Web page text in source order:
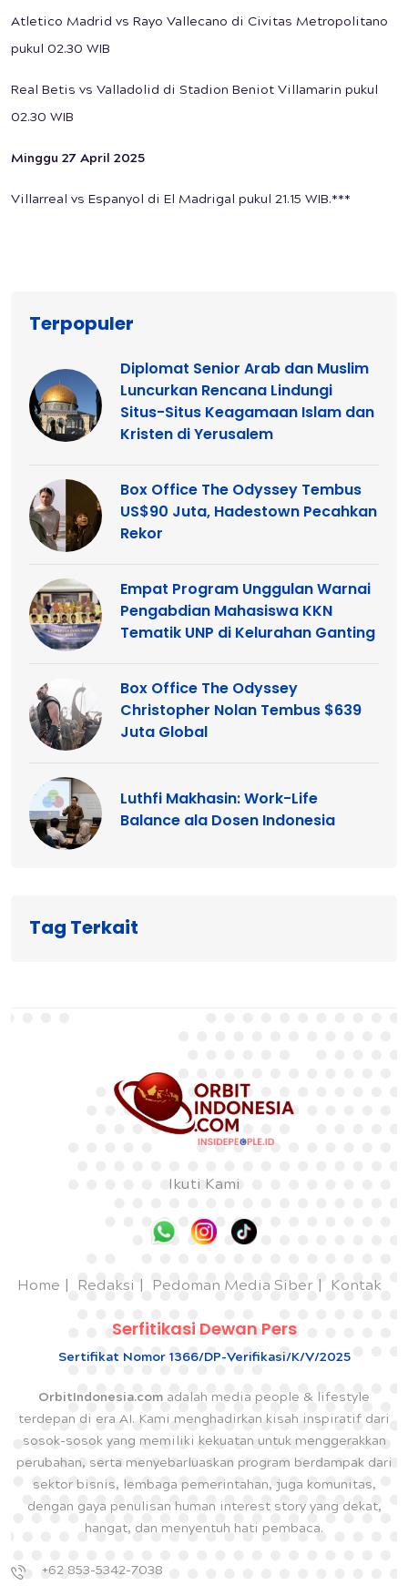
Atletico Madrid vs Rayo Vallecano di Civitas Metropolitano
pukul 02.30 WIB
Real Betis vs Valladolid di Stadion Beniot Villamarin pukul
02.30 WIB
Minggu 27 April 2025
Villarreal vs Espanyol di El Madrigal pukul 21.15 WIB.***
Terpopuler
Diplomat Senior Arab dan Muslim
Luncurkan Rencana Lindungi
Situs-Situs Keagamaan Islam dan
Kristen di Yerusalem
Box Office The Odyssey Tembus
US$90 Juta, Hadestown Pecahkan
Rekor
Empat Program Unggulan Warnai
Pengabdian Mahasiswa KKN
Tematik UNP di Kelurahan Ganting
Box Office The Odyssey
Christopher Nolan Tembus $639
Juta Global
Luthfi Makhasin: Work-Life
Balance ala Dosen Indonesia
Tag Terkait
Ikuti Kami
Home Redaksi Pedoman Media Siber Kontak
Serfitikasi Dewan Pers
Sertifikat Nomor 1366/DP-Verifikasi/K/V/2025
OrbitIndonesia.com adalah media people & lifestyle
terdepan di era AI. Kami menghadirkan kisah inspiratif dari
sosok-sosok yang memiliki kekuatan untuk menggerakkan
perubahan, serta menyebarluaskan program berdampak dari
sektor bisnis, lembaga pemerintahan, juga komunitas,
dengan gaya penulisan human interest story yang dekat,
hangat, dan menyentuh hati pembaca.
+62 853-5342-7038